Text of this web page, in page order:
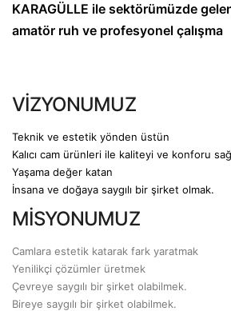
KARAGÜLLE ile sektörümüzde
amatör ruh ve profesyonel çalışma
VİZYONUMUZ
Teknik ve estetik yönden üstün
Kalıcı cam ürünleri ile kaliteyi ve konforu
Yaşama değer katan
İnsana ve doğaya saygılı bir şirket olmak.
MİSYONUMUZ
Camlara estetik katarak fark yaratmak
Yenilikçi çözümler üretmek
Çevreye saygılı bir şirket olabilmek.
Bireye saygılı bir şirket olabilmek.